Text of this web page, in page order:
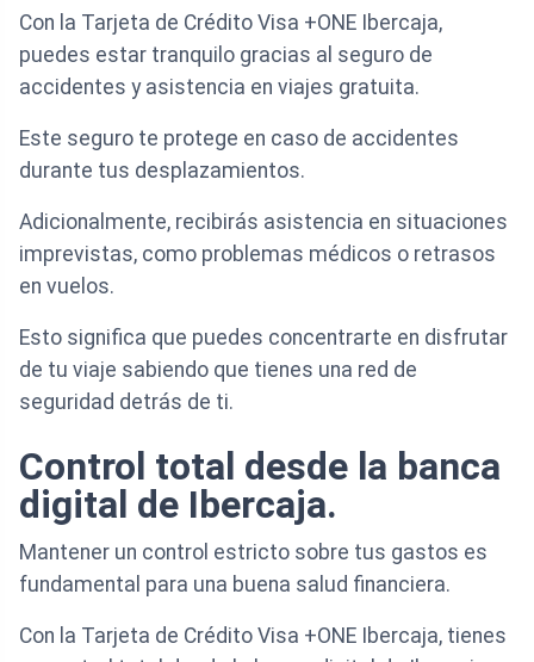
Con la Tarjeta de Crédito Visa +ONE Ibercaja,
puedes estar tranquilo gracias al seguro de
accidentes y asistencia en viajes gratuita.
Este seguro te protege en caso de accidentes
durante tus desplazamientos.
Adicionalmente, recibirás asistencia en situaciones
imprevistas, como problemas médicos o retrasos
en vuelos.
Esto significa que puedes concentrarte en disfrutar
de tu viaje sabiendo que tienes una red de
seguridad detrás de ti.
Control total desde la banca
digital de Ibercaja.
Mantener un control estricto sobre tus gastos es
fundamental para una buena salud financiera.
Con la Tarjeta de Crédito Visa +ONE Ibercaja, tienes